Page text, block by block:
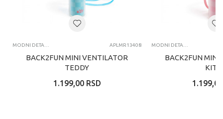
APLMR13408
BACK2FUN MINI VENTILATOR
TEDDY
1.199,00 RSD
BACK2FUN MINI
1.199,00